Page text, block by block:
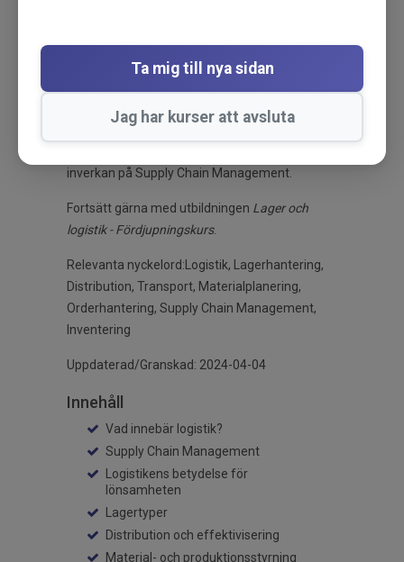
I den här utbildningen får du grundläggande
kunskaper om lager och logistik, med fokus på
berörs logistikens betydelse för företagets
lönsamhet och hur du kan effektivisera
inverkan på Supply Chain Management.
Fortsätt gärna med utbildningen Lager och
logistik - Fördjupningskurs.
Relevanta nyckelord:Logistik, Lagerhantering,
Distribution, Transport, Materialplanering,
Orderhantering, Supply Chain Management,
Inventering
Uppdaterad/Granskad: 2024-04-04
Innehåll
Vad innebär logistik?
Supply Chain Management
Logistikens betydelse för
lönsamheten
Lagertyper
Distribution och effektivisering
Material- och produktionsstyrning
Ta mig till nya sidan
Jag har kurser att avsluta